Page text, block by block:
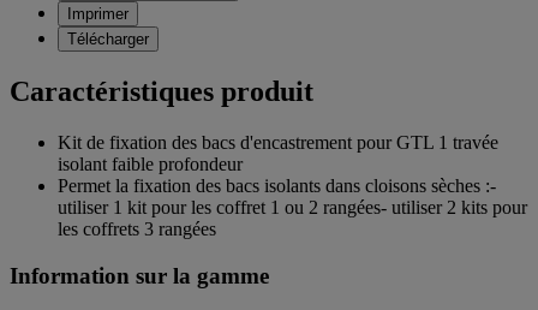
Imprimer
Télécharger
Caractéristiques produit
Kit de fixation des bacs d'encastrement pour GTL 1 travée
isolant faible profondeur
Permet la fixation des bacs isolants dans cloisons sèches :-
utiliser 1 kit pour les coffret 1 ou 2 rangées- utiliser 2 kits pour
les coffrets 3 rangées
Information sur la gamme